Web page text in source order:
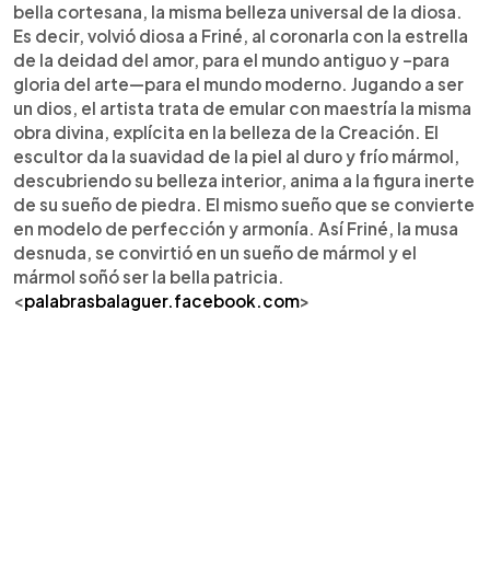
bella cortesana, la misma belleza universal de la diosa.
Es decir, volvió diosa a Friné, al coronarla con la estrella
de la deidad del amor, para el mundo antiguo y –para
gloria del arte—para el mundo moderno. Jugando a ser
un dios, el artista trata de emular con maestría la misma
obra divina, explícita en la belleza de la Creación. El
escultor da la suavidad de la piel al duro y frío mármol,
descubriendo su belleza interior, anima a la figura inerte
de su sueño de piedra. El mismo sueño que se convierte
en modelo de perfección y armonía. Así Friné, la musa
desnuda, se convirtió en un sueño de mármol y el
mármol soñó ser la bella patricia.
<palabrasbalaguer.facebook.com>